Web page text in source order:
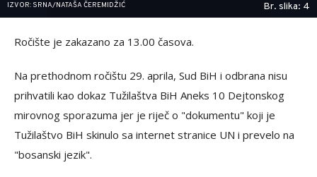
IZVOR: SRNA/NATAŠA ČEREMIDŽIĆ Br. slika: 4
Ročište je zakazano za 13.00 časova.
Na prethodnom ročištu 29. aprila, Sud BiH i odbrana nisu
prihvatili kao dokaz Tužilaštva BiH Aneks 10 Dejtonskog
mirovnog sporazuma jer je riječ o "dokumentu" koji je
Tužilaštvo BiH skinulo sa internet stranice UN i prevelo na
"bosanski jezik".